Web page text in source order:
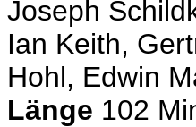
Joseph
Ian Keith,
Hohl, Edwin
Länge 102